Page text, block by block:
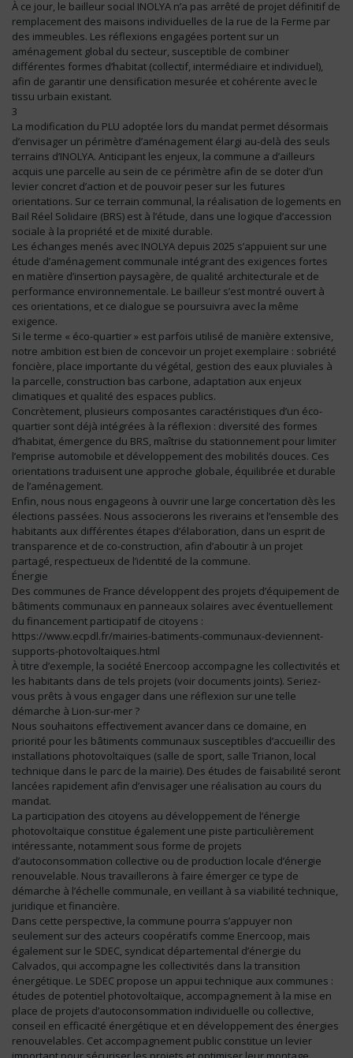
À ce jour, le bailleur social INOLYA n’a pas arrêté de projet définitif de
remplacement des maisons individuelles de la rue de la Ferme par
des immeubles. Les réflexions engagées portent sur un
aménagement global du secteur, susceptible de combiner
différentes formes d’habitat (collectif, intermédiaire et individuel),
afin de garantir une densification mesurée et cohérente avec le
tissu urbain existant.
3
La modification du PLU adoptée lors du mandat permet désormais
d’envisager un périmètre d’aménagement élargi au-delà des seuls
terrains d’INOLYA. Anticipant les enjeux, la commune a d’ailleurs
acquis une parcelle au sein de ce périmètre afin de se doter d’un
levier concret d’action et de pouvoir peser sur les futures
orientations. Sur ce terrain communal, la réalisation de logements en
Bail Réel Solidaire (BRS) est à l’étude, dans une logique d’accession
sociale à la propriété et de mixité durable.
Les échanges menés avec INOLYA depuis 2025 s’appuient sur une
étude d’aménagement communale intégrant des exigences fortes
en matière d’insertion paysagère, de qualité architecturale et de
performance environnementale. Le bailleur s’est montré ouvert à
ces orientations, et ce dialogue se poursuivra avec la même
exigence.
Si le terme « éco-quartier » est parfois utilisé de manière extensive,
notre ambition est bien de concevoir un projet exemplaire : sobriété
foncière, place importante du végétal, gestion des eaux pluviales à
la parcelle, construction bas carbone, adaptation aux enjeux
climatiques et qualité des espaces publics.
Concrètement, plusieurs composantes caractéristiques d’un éco-
quartier sont déjà intégrées à la réflexion : diversité des formes
d’habitat, émergence du BRS, maîtrise du stationnement pour limiter
l’emprise automobile et développement des mobilités douces. Ces
orientations traduisent une approche globale, équilibrée et durable
de l’aménagement.
Enfin, nous nous engageons à ouvrir une large concertation dès les
élections passées. Nous associerons les riverains et l’ensemble des
habitants aux différentes étapes d’élaboration, dans un esprit de
transparence et de co-construction, afin d’aboutir à un projet
partagé, respectueux de l’identité de la commune.
Énergie
Des communes de France développent des projets d’équipement de
bâtiments communaux en panneaux solaires avec éventuellement
du financement participatif de citoyens :
https://www.ecpdl.fr/mairies-batiments-communaux-deviennent-
supports-photovoltaiques.html
À titre d’exemple, la société Enercoop accompagne les collectivités et
les habitants dans de tels projets (voir documents joints). Seriez-
vous prêts à vous engager dans une réflexion sur une telle
démarche à Lion-sur-mer ?
Nous souhaitons effectivement avancer dans ce domaine, en
priorité pour les bâtiments communaux susceptibles d’accueillir des
installations photovoltaïques (salle de sport, salle Trianon, local
technique dans le parc de la mairie). Des études de faisabilité seront
lancées rapidement afin d’envisager une réalisation au cours du
mandat.
La participation des citoyens au développement de l’énergie
photovoltaïque constitue également une piste particulièrement
intéressante, notamment sous forme de projets
d’autoconsommation collective ou de production locale d’énergie
renouvelable. Nous travaillerons à faire émerger ce type de
démarche à l’échelle communale, en veillant à sa viabilité technique,
juridique et financière.
Dans cette perspective, la commune pourra s’appuyer non
seulement sur des acteurs coopératifs comme Enercoop, mais
également sur le SDEC, syndicat départemental d’énergie du
Calvados, qui accompagne les collectivités dans la transition
énergétique. Le SDEC propose un appui technique aux communes :
études de potentiel photovoltaïque, accompagnement à la mise en
place de projets d’autoconsommation individuelle ou collective,
conseil en efficacité énergétique et en développement des énergies
renouvelables. Cet accompagnement public constitue un levier